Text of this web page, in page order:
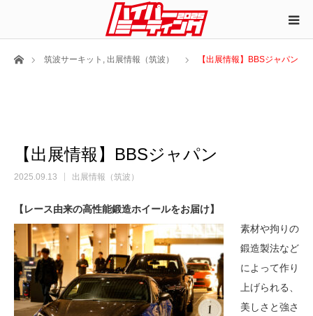
ホーム筑波サーキット , 出展情報（筑波） 【出展情報】BBSジャパン
【出展情報】BBSジャパン
2025.09.13 出展情報（筑波）
【レース由来の高性能鍛造ホイールをお届け】
素材や拘りの
鍛造製法など
によって作り
上げられる、
美しさと強さ